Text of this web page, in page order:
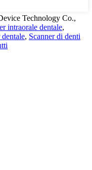
Technology Co.,
intraorale dentale,
dentale, Scanner di denti